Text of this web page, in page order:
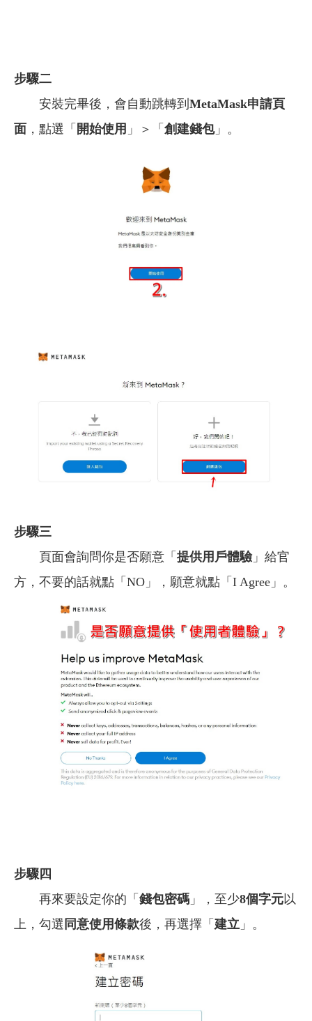
步驟二
安裝完畢後，會自動跳轉到 MetaMask申請頁
面 ，點選「 開始使用 」＞「 創建錢包」。
步驟三
頁面會詢問你是否願意「 提供用戶體驗」給官
方，不要的話就點「NO」，願意就點「I Agree」。
步驟四
再來要設定你的「 錢包密碼 」，至少8個字元以
上，勾選 同意使用條款後，再選擇「 建立 」。